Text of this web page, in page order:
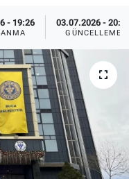
- 19:26 03.07.2026 -
GÜNCELLEME